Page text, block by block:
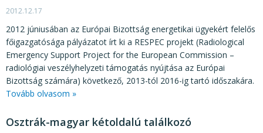
SAJTÓSZOBA
HIRDETMÉNYEK
BEMUTATKOZÁS
FELADATOK
JOGI SZABÁLYOZÁS, ÚTMUTATÓK
2012.12.17
2012 júniusában az Európai Bizottság energetikai ügyekért felelős
főigazgatósága pályázatot írt ki a RESPEC projekt (Radiological
Emergency Support Project for the European Commission –
radiológiai veszélyhelyzeti támogatás nyújtása az Európai
Bizottság számára) következő, 2013-tól 2016-ig tartó időszakára.
Tovább olvasom »
Osztrák-magyar kétoldalú találkozó